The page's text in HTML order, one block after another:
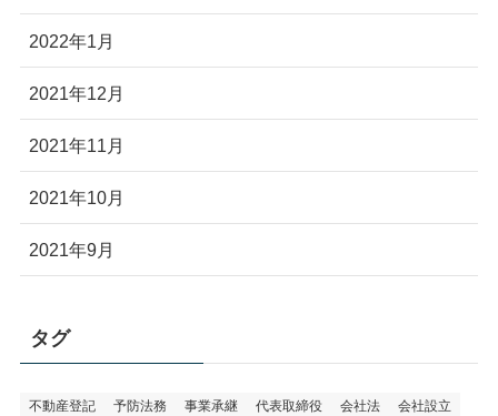
2022年1月
2021年12月
2021年11月
2021年10月
2021年9月
タグ
不動産登記 予防法務 事業承継 代表取締役 会社法
会社設立